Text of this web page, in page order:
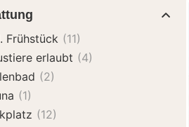
Frühstück (11)
erlaubt (4)
(2)
(1)
(12)